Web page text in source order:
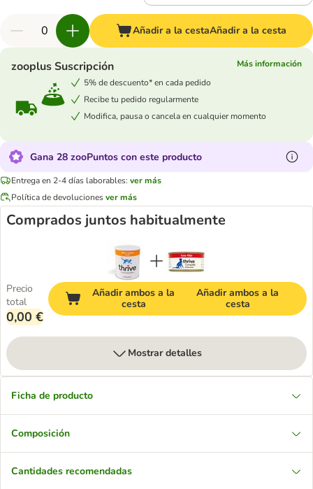
Añadir a la cestaAñadir a la cesta
zooplus Suscripción
Más información
5% de descuento* en cada pedido
Recibe tu pedido regularmente
Modifica, pausa o cancela en cualquier momento
Gana 28 zooPuntos con este producto
Entrega en 2-4 días laborables: ver más
Política de devolucionesver más
Comprados juntos habitualmente
Precio
total
0,00 €
Añadir ambos a la
cesta
Añadir ambos a la
cesta
Mostrar detalles
Ficha de producto
Composición
Cantidades recomendadas